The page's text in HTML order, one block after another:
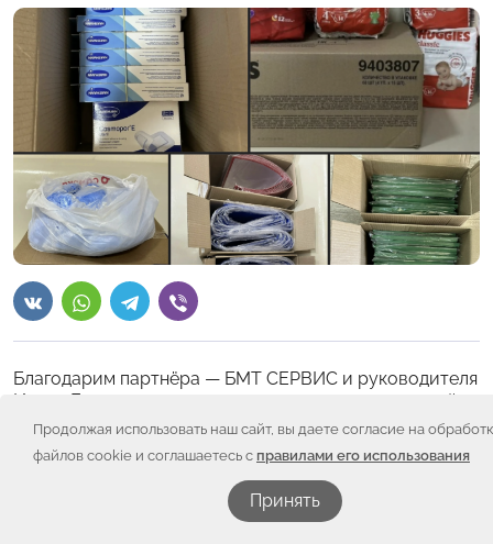
Продолжая использовать наш сайт, вы даете согласие на
файлов cookie и соглашаетесь с правилами его использования
Принять
Благодарим партнёра — БМТ СЕРВИС и руководителя
Ивана Ерогина — за помощь в оплате гуманитарной
помощи для детейц, проходящих лечение в
Областном гематологическом центре.
В рамках поддержки были закуплены: подгузники всех
размеров, влажные салфетки, бахилы, пластыри для
катетеров, папки для врачей и канцелярская бумага.